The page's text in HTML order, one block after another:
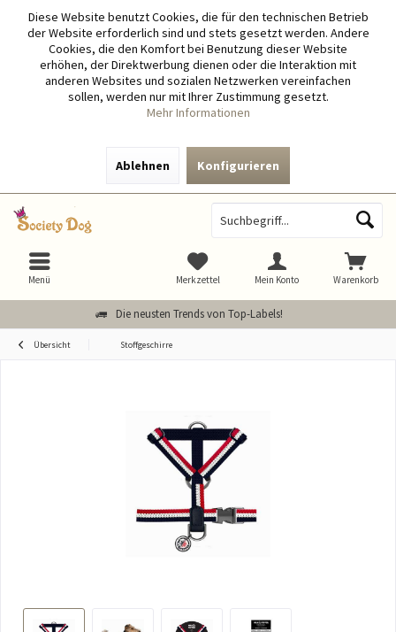
Diese Website benutzt Cookies, die für den technischen Betrieb
der Website erforderlich sind und stets gesetzt werden. Andere
Cookies, die den Komfort bei Benutzung dieser Website
erhöhen, der Direktwerbung dienen oder die Interaktion mit
anderen Websites und sozialen Netzwerken vereinfachen
sollen, werden nur mit Ihrer Zustimmung gesetzt.
Mehr Informationen
Ablehnen Konfigurieren
Die neusten Trends von Top-Labels!
Warenkorb
Merkzettel Mein Konto
Menü
Übersicht Stoffgeschirre